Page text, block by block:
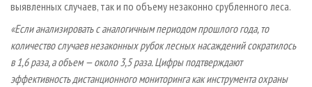
БИОЭНЕРГЕТИКА
ЦБП
ИНСТРУМЕНТ И МАТЕРИАЛЫ
RUSSIAN FORESTRY REVIEW
ГАЗЕТА ЛЕСПРОМФОРУМ
БИБЛИОТЕКА СПЕЦИАЛИСТА
выявленных случаев, так и по объему незаконно срубленного леса.
«Если анализировать с аналогичным периодом прошлого года, то
количество случаев незаконных рубок лесных насаждений сократилось
в 1,6 раза, а объем — около 3,5 раза. Цифры подтверждают
эффективность дистанционного мониторинга как инструмента охраны